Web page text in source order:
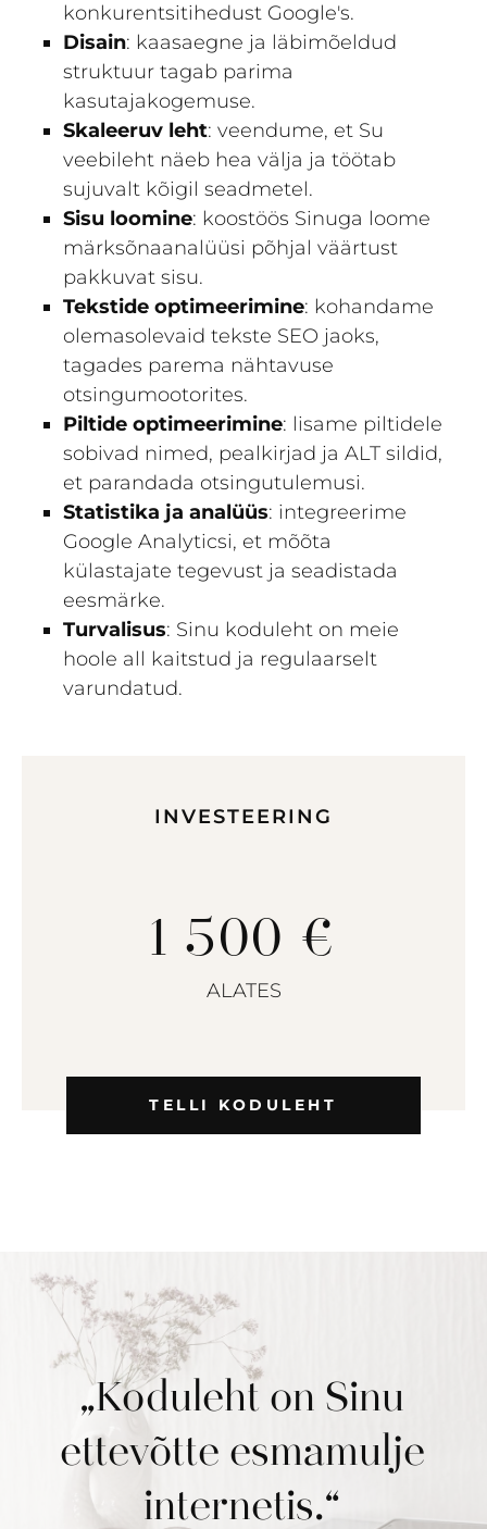
konkurentsitihedust Google's.
Disain: kaasaegne ja läbimõeldud
struktuur tagab parima
kasutajakogemuse.
Skaleeruv leht: veendume, et Su
veebileht näeb hea välja ja töötab
sujuvalt kõigil seadmetel.
Sisu loomine: koostöös Sinuga loome
märksõnaanalüüsi põhjal väärtust
pakkuvat sisu.
Tekstide optimeerimine: kohandame
olemasolevaid tekste SEO jaoks,
tagades parema nähtavuse
otsingumootorites.
Piltide optimeerimine: lisame piltidele
sobivad nimed, pealkirjad ja ALT sildid,
et parandada otsingutulemusi.
Statistika ja analüüs: integreerime
Google Analyticsi, et mõõta
külastajate tegevust ja seadistada
eesmärke.
Turvalisus: Sinu koduleht on meie
hoole all kaitstud ja regulaarselt
varundatud.
INVESTEERING
1 500 €
ALATES
TELLI KODULEHT
„Koduleht on Sinu
ettevõtte esmamulje
internetis.“